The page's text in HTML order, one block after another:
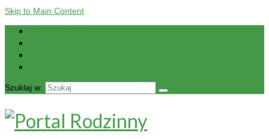
Skip to Main Content
Szuklaj w: